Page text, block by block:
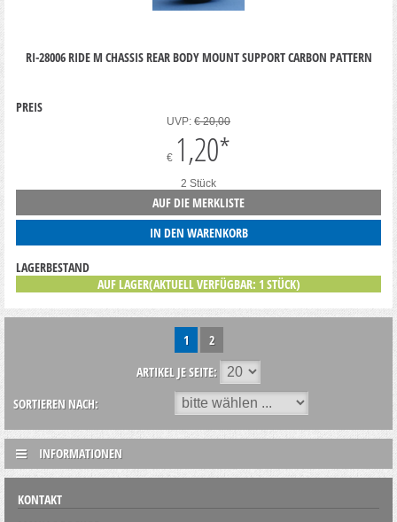
RI-28006 RIDE M CHASSIS REAR BODY MOUNT SUPPORT CARBON PATTERN
PREIS
UVP: € 20,00
€ 1,20*
2 Stück
AUF DIE MERKLISTE
IN DEN WARENKORB
LAGERBESTAND
AUF LAGER(AKTUELL VERFÜGBAR: 1 STÜCK)
1
2
ARTIKEL JE SEITE:
SORTIEREN NACH:
INFORMATIONEN
KONTAKT